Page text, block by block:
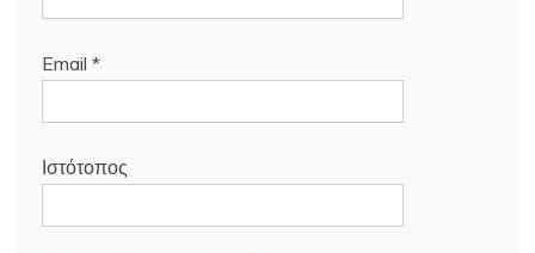
Email *
Ιστότοπος